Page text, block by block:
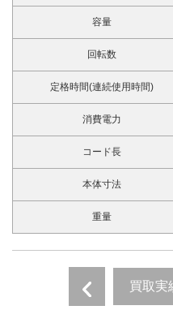
容量
回転数
定格時間(連続使用時間)
消費電力
コード長
本体寸法
重量
買取実